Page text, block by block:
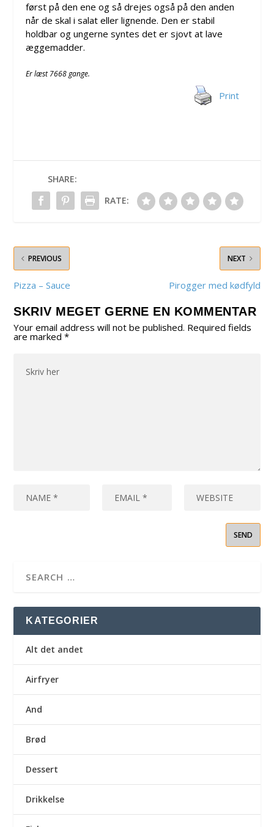
først på den ene og så drejes også på den anden
når de skal i salat eller lignende. Den er stabil
holdbar og ungerne syntes det er sjovt at lave
æggemadder.
Er læst 7668 gange.
Print
SHARE:
RATE:
PREVIOUS
Pizza – Sauce
NEXT
Pirogger med kødfyld
SKRIV MEGET GERNE EN KOMMENTAR
Your email address will not be published. Required fields
are marked*
KATEGORIER
Alt det andet
Airfryer
And
Brød
Dessert
Drikkelse